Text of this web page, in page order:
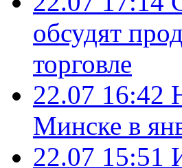
обсудят
торговле
22.07 16:42
Минске в
22.07 15:51